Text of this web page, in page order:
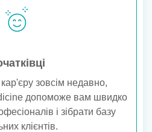
зовсім недавно,
допоможе вам швидко
і зібрати базу
клієнтів.